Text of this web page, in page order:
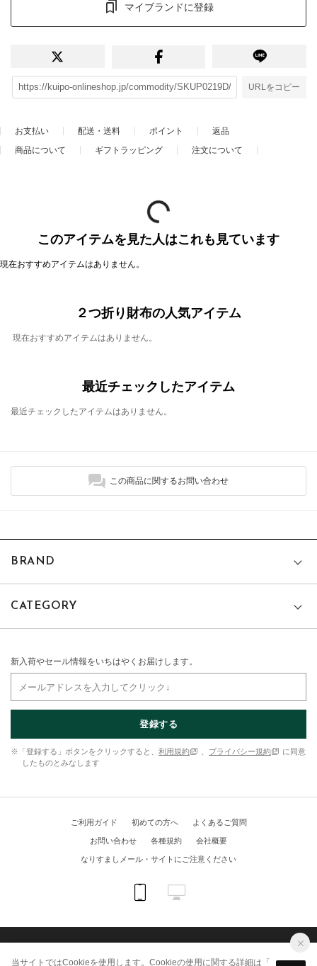
マイブランドに登録
URLをコピー
お支払い 配送・送料 ポイント
返品
商品について
ギフトラッピング 注文について
このアイテムを見た人はこれも見ています
現在おすすめアイテムはありません。
２つ折り財布の人気アイテム
現在おすすめアイテムはありません。
最近チェックしたアイテム
最近チェックしたアイテムはありません。
この商品に関するお問い合わせ
BRAND
CATEGORY
新入荷やセール情報をいちはやくお届けします。
登録する
※「登録する」ボタンをクリックすると、 利用規約 プライバシー規約
に同意
したものとみなします
ご利用ガイド 初めての方へ よくあるご質問
お問い合わせ 各種規約 会社概要
なりすましメール・サイトにご注意ください
当サイトではCookieを使用します。Cookieの使用に関する詳細は「